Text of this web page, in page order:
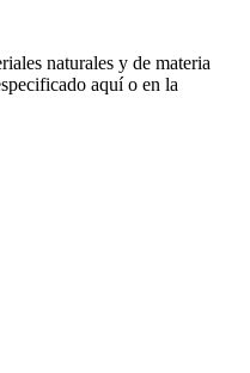
naturales y de materia
aquí o en la